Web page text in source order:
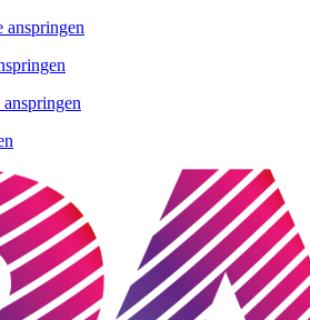
anspringen